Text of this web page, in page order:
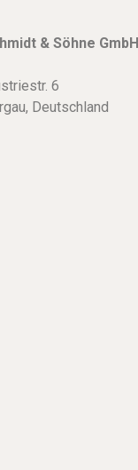
& Söhne GmbH
6
Deutschland